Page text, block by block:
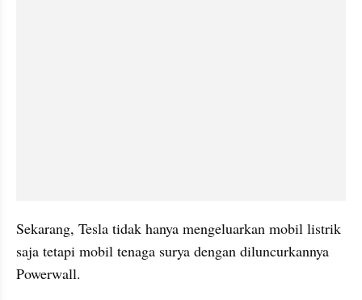
Sekarang, Tesla tidak hanya mengeluarkan mobil listrik
saja tetapi mobil tenaga surya dengan diluncurkannya
Powerwall.